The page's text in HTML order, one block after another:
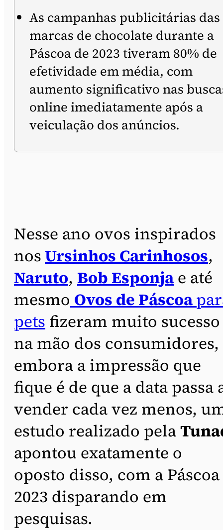
As campanhas publicitárias das
marcas de chocolate durante a
Páscoa de 2023 tiveram 80% de
efetividade em média, com
aumento significativo nas
online imediatamente após a
veiculação dos anúncios.
Nesse ano ovos inspirados
nosUrsinhos Carinhosos,
Naruto, Bob Esponjae até
mesmo Ovos de Páscoa
pets fizeram muito sucesso
na mão dos consumidores,
embora a impressão que
fique é de que a data passa
vender cada vez menos,
estudo realizado pela
apontou exatamente o
oposto disso, com a Páscoa
2023 disparando em
pesquisas.